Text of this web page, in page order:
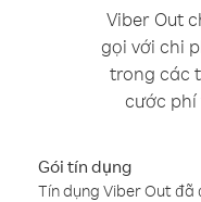
Viber Out
gọi với chi
trong các
cước phí
Gói tín dụng
Tín dụng Viber Out